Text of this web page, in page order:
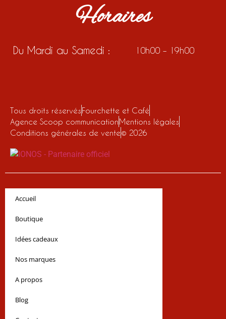
Horaires
Du Mardi au Samedi : 10h00 – 19h00
Tous droits réservésFourchette et Café
Agence Scoop communicationMentions légales
Conditions générales de vente© 2026
Accueil
Boutique
Idées cadeaux
Nos marques
A propos
Blog